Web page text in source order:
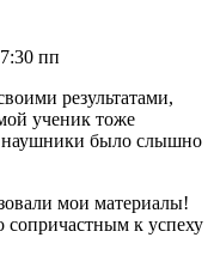
пп
результатами,
ученик тоже
наушники было слышно
мои материалы!
сопричастным к успеху